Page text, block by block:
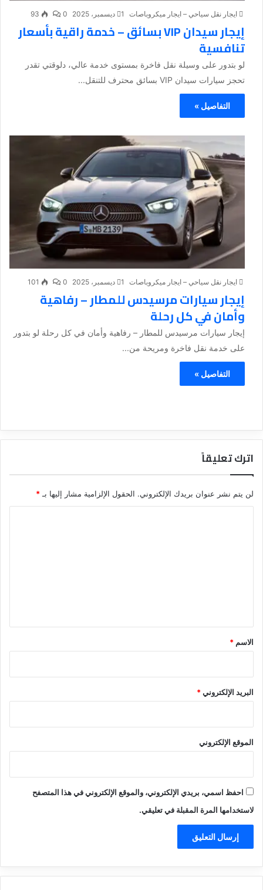
ايجار نقل سياحي – ايجار ميكروباصات 1 ديسمبر، 2025 0
93
إيجار سيدان VIP بسائق – خدمة راقية بأسعار
تنافسية
لو بتدور على وسيلة نقل فاخرة بمستوى خدمة عالي، دلوقتي تقدر
تحجز سيارات سيدان VIP بسائق محترف للتنقل...
التفاصيل »
ايجار نقل سياحي – ايجار ميكروباصات 1 ديسمبر، 2025 0
101
إيجار سيارات مرسيدس للمطار – رفاهية
وأمان في كل رحلة
إيجار سيارات مرسيدس للمطار – رفاهية وأمان في كل رحلة لو بتدور
على خدمة نقل فاخرة ومريحة من...
التفاصيل »
اترك تعليقاً
لن يتم نشر عنوان بريدك الإلكتروني. الحقول الإلزامية مشار إليها بـ*
*
الاسم *
البريد الإلكتروني*
الموقع الإلكتروني
احفظ اسمي، بريدي الإلكتروني، والموقع الإلكتروني في هذا المتصفح
لاستخدامها المرة المقبلة في تعليقي.